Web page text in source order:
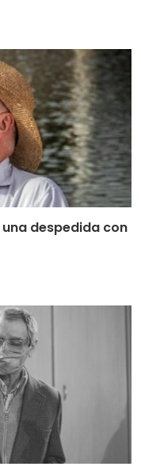
despedida con